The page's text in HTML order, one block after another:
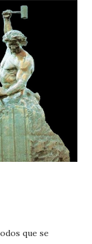
os círculos
formando um
da Divina
Há uma só
faz vibrar
Quem quer que
Há uma
que se